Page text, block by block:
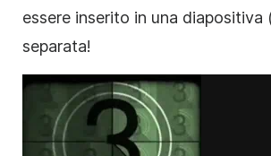
essere inserito in una diapositiva
separata!